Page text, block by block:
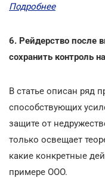
Подробнее
6. Рейдерство после
сохранить контроль
В статье описан ряд
способствующих
защите от
только освещает
какие конкретные
примере ООО.